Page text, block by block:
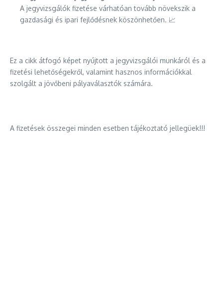
A jegyvizsgálók fizetése várhatóan tovább növekszik a
gazdasági és ipari fejlődésnek köszönhetően. 📈
Ez a cikk átfogó képet nyújtott a jegyvizsgálói munkáról és a
fizetési lehetőségekről, valamint hasznos információkkal
szolgált a jövőbeni pályaválasztók számára.
A fizetések összegei minden esetben tájékoztató jellegüek!!!